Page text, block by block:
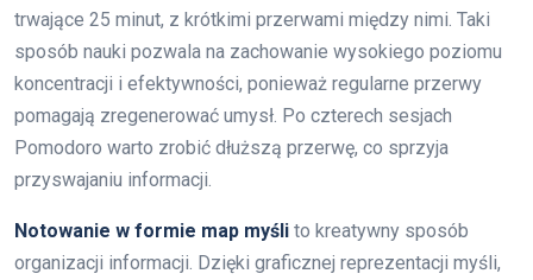
trwające 25 minut, z krótkimi przerwami między nimi. Taki
sposób nauki pozwala na zachowanie wysokiego poziomu
koncentracji i efektywności, ponieważ regularne przerwy
pomagają zregenerować umysł. Po czterech sesjach
Pomodoro warto zrobić dłuższą przerwę, co sprzyja
przyswajaniu informacji.
Notowanie w formie map myśli to kreatywny sposób
organizacji informacji. Dzięki graficznej reprezentacji myśli,